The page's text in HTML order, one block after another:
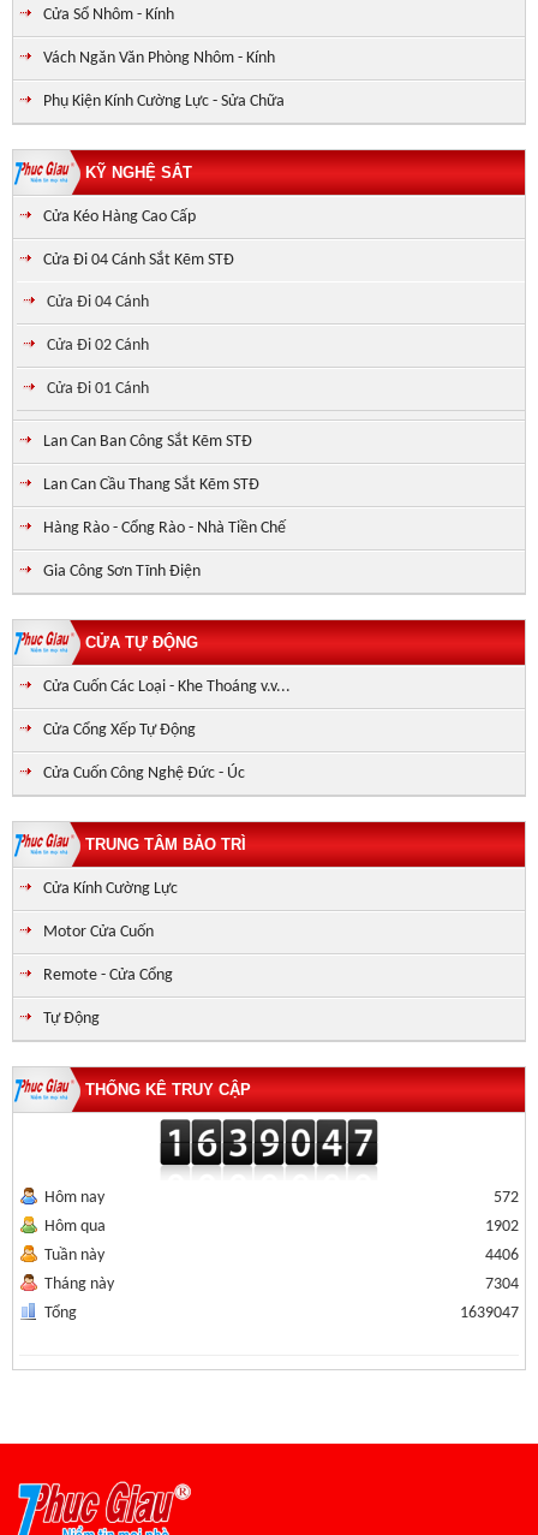
Cửa Sổ Nhôm - Kính
Vách Ngăn Văn Phòng Nhôm - Kính
Phụ Kiện Kính Cường Lực - Sửa Chữa
KỸ NGHỆ SẮT
Cửa Kéo Hàng Cao Cấp
Cửa Đi 04 Cánh Sắt Kẽm STĐ
Cửa Đi 04 Cánh
Cửa Đi 02 Cánh
Cửa Đi 01 Cánh
Lan Can Ban Công Sắt Kẽm STĐ
Lan Can Cầu Thang Sắt Kẽm STĐ
Hàng Rào - Cổng Rào - Nhà Tiền Chế
Gia Công Sơn Tĩnh Điện
CỬA TỰ ĐỘNG
Cửa Cuốn Các Loại - Khe Thoáng v.v...
Cửa Cổng Xếp Tự Động
Cửa Cuốn Công Nghệ Đức - Úc
TRUNG TÂM BẢO TRÌ
Cửa Kính Cường Lực
Motor Cửa Cuốn
Remote - Cửa Cổng
Tự Động
THỐNG KÊ TRUY CẬP
Hôm nay
Hôm qua
Tuần này
Tháng này
Tổng
572
1902
4406
7304
1639047